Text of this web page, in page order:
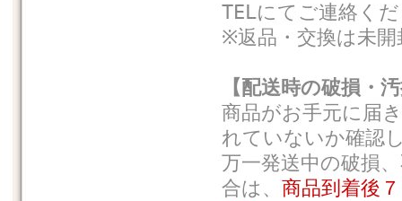
TELにてご連絡く
※返品・交換は未
【配送時の破損・
商品がお手元に届
れていないか確認
万一発送中の破損
合は、 商品到着後